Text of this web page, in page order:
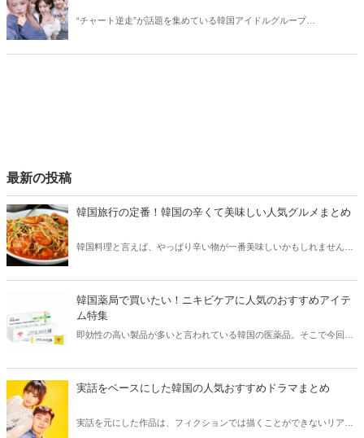
“チャート逆走”が話題を集めている韓国アイドルグループ
最新の投稿
韓国旅行の定番！韓国の辛くて美味しい人気グルメまとめ
韓国料理と言えば、やっぱり辛い物が一番美味しいかもしれません。
方も必見です。
韓国薬局で買いたい！ニキビケアに人気のおすすめアイテ
ム特集
即効性の高い製品が多いと言われている韓国の医薬品。そこで今回は
う。
実話をベースにした韓国の人気おすすめドラマまとめ
実話を元にした作品は、フィクションでは描くことができないリアル